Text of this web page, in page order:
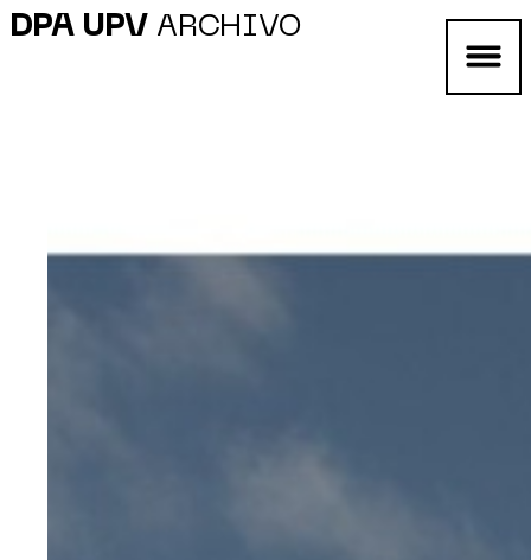
DPA UPV ARCHIVO